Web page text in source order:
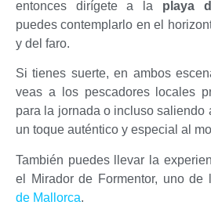
entonces dirígete a la playa
puedes contemplarlo en el
y del faro.
Si tienes suerte, en ambos
veas a los pescadores locales
para la jornada o incluso saliendo
un toque auténtico y especial al
También puedes llevar la
el Mirador de Formentor, uno de
de Mallorca.